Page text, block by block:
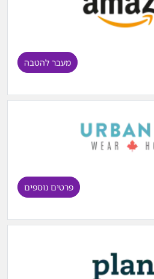
מעבר להטבה
פרטים נוספים